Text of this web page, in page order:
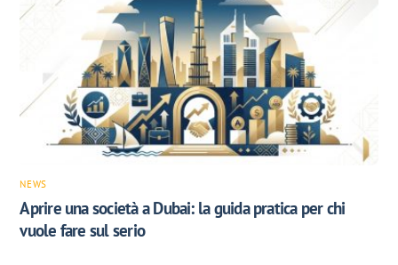
NEWS
Aprire una società a Dubai: la guida pratica per chi
vuole fare sul serio